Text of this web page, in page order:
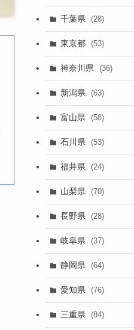
千葉県 (28)
東京都 (53)
神奈川県 (36)
新潟県 (63)
富山県 (58)
石川県 (53)
福井県 (24)
山梨県 (70)
長野県 (28)
岐阜県 (37)
静岡県 (64)
愛知県 (76)
三重県 (84)